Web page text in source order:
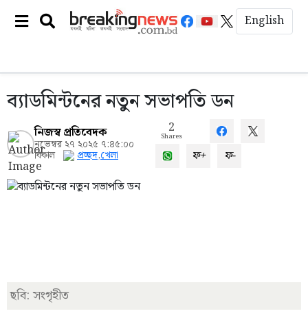
English
ব্যাডমিন্টনের নতুন সভাপতি ডন
নিজস্ব প্রতিবেদক
নভেম্বর ২৭ ২০২৫ ৭:৪৫:০০
বিকাল প্রচ্ছদ,খেলা
2
Shares
ফ+ ফ-
ছবি: সংগৃহীত